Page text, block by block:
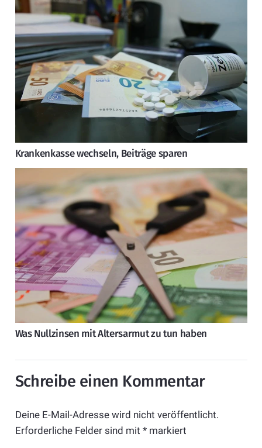
Krankenkasse wechseln, Beiträge sparen
Was Nullzinsen mit Altersarmut zu tun haben
Schreibe einen Kommentar
Deine E-Mail-Adresse wird nicht veröffentlicht.
Erforderliche Felder sind mit *markiert